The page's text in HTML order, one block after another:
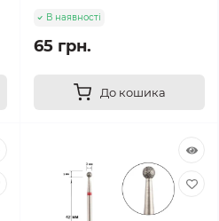
В наявності
65 грн.
До кошика